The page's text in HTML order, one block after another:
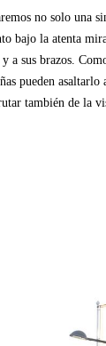
no solo una
bajo la atenta
a sus brazos.
pueden asaltarlo
también de la